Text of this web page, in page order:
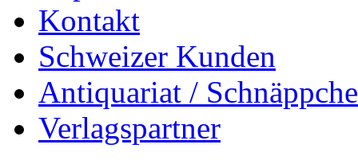
Kontakt
Schweizer Kunden
Antiquariat /
Verlagspartner